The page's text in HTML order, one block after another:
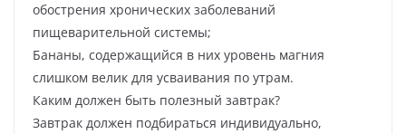
обострения хронических заболеваний
пищеварительной системы;
Бананы, содержащийся в них уровень магния
слишком велик для усваивания по утрам.
Каким должен быть полезный завтрак?
Завтрак должен подбираться индивидуально,